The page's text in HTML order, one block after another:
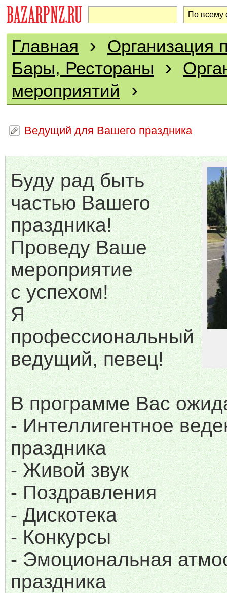
Главная › Организация
Бары, Рестораны
›
мероприятий
›
Ведущий для Вашего праздника
Буду рад быть
частью Вашего
праздника!
Проведу Ваше
мероприятие
с успехом!
Я
профессиональный
ведущий, певец!
В программе Вас
- Интеллигентное
праздника
- Живой звук
- Поздравления
- Дискотека
- Конкурсы
- Эмоциональная
праздника